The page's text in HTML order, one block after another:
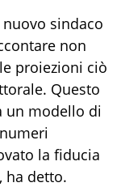
sindaco
non
proiezioni ciò
Questo
un modello di
la fiducia
ha detto.